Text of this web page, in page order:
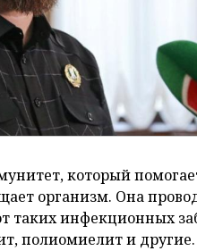
который
организм. Она
таких инфекционных
полиомиелит и другие.